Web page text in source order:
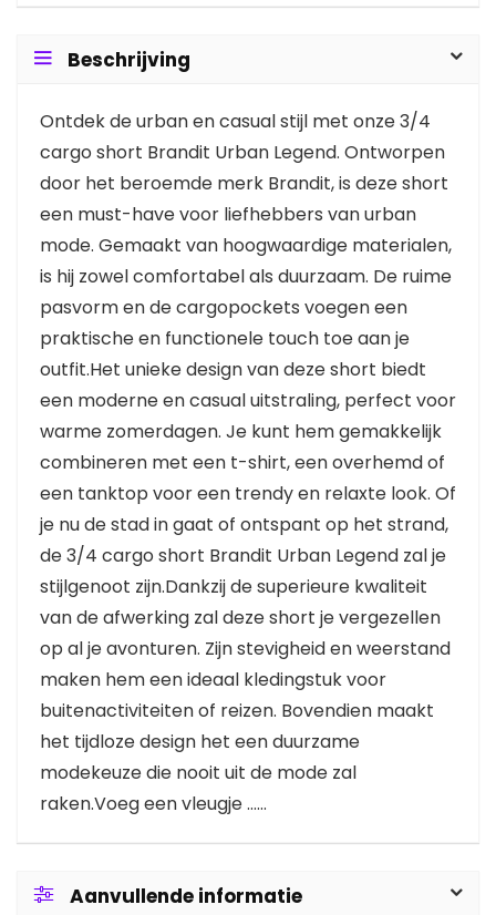
Beschrijving
Ontdek de urban en casual stijl met onze 3/4
cargo short Brandit Urban Legend. Ontworpen
door het beroemde merk Brandit, is deze short
een must-have voor liefhebbers van urban
mode. Gemaakt van hoogwaardige materialen,
is hij zowel comfortabel als duurzaam. De ruime
pasvorm en de cargopockets voegen een
praktische en functionele touch toe aan je
outfit.Het unieke design van deze short biedt
een moderne en casual uitstraling, perfect voor
warme zomerdagen. Je kunt hem gemakkelijk
combineren met een t-shirt, een overhemd of
een tanktop voor een trendy en relaxte look. Of
je nu de stad in gaat of ontspant op het strand,
de 3/4 cargo short Brandit Urban Legend zal je
stijlgenoot zijn.Dankzij de superieure kwaliteit
van de afwerking zal deze short je vergezellen
op al je avonturen. Zijn stevigheid en weerstand
maken hem een ideaal kledingstuk voor
buitenactiviteiten of reizen. Bovendien maakt
het tijdloze design het een duurzame
modekeuze die nooit uit de mode zal
raken.Voeg een vleugje ......
Aanvullende informatie